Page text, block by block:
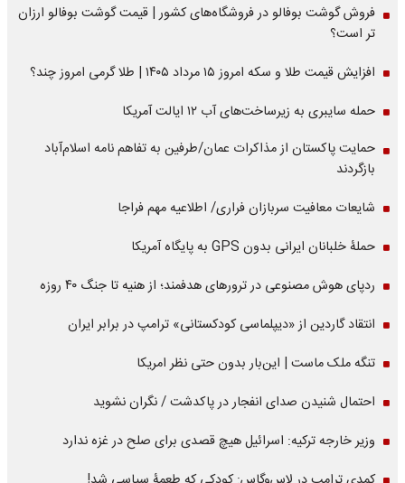
فروش گوشت بوفالو در فروشگاه‌های کشور | قیمت گوشت بوفالو ارزان
تر است؟
افزایش قیمت طلا و سکه امروز ۱۵ مرداد ۱۴۰۵ | طلا گرمی امروز چند؟
حمله سایبری به زیرساخت‌های آب ۱۲ ایالت آمریکا
حمایت پاکستان از مذاکرات عمان/طرفین به تفاهم نامه اسلام‌آباد
بازگردند
شایعات معافیت سربازان فراری/ اطلاعیه مهم فراجا
حملۀ خلبانان ایرانی بدون GPS به پایگاه آمریکا
ردپای هوش مصنوعی در ترورهای هدفمند؛ از هنیه تا جنگ ۴۰ روزه
انتقاد گاردین از «دیپلماسی کودکستانی» ترامپ در برابر ایران
تنگه ملک ماست | این‌بار بدون حتی نظر امریکا
احتمال شنیدن صدای انفجار در پاکدشت / نگران نشوید
وزیر خارجه ترکیه: اسرائیل هیچ قصدی برای صلح در غزه ندارد